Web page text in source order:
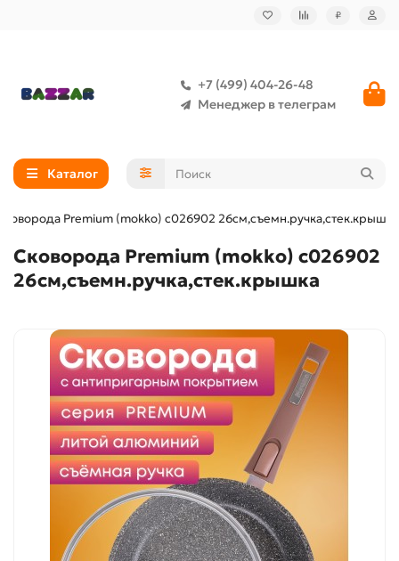
₽
+7 (499) 404-26-48
Менеджер в телеграм
Каталог
Premium (mokko) с026902 26см,съемн.ручка,стек.крышка
Сковорода Premium (mokko) с026902
26см,съемн.ручка,стек.крышка